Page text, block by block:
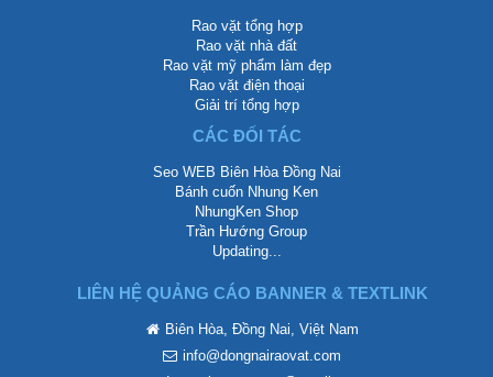
Rao vặt tổng hợp
Rao vặt nhà đất
Rao vặt mỹ phẩm làm đẹp
Rao vặt điện thoại
Giải trí tổng hợp
CÁC ĐỐI TÁC
Seo WEB Biên Hòa Đồng Nai
Bánh cuốn Nhung Ken
NhungKen Shop
Trần Hướng Group
Updating...
LIÊN HỆ QUẢNG CÁO BANNER & TEXTLINK
Biên Hòa, Đồng Nai, Việt Nam
info@dongnairaovat.com